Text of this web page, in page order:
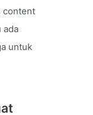
content
ada
untuk